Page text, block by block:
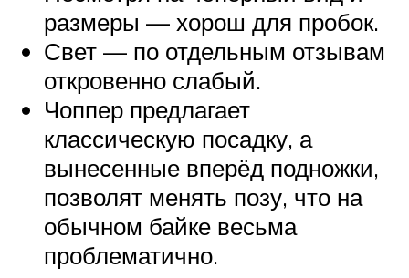
размеры — хорош для пробок.
Свет — по отдельным отзывам
откровенно слабый.
Чоппер предлагает
классическую посадку, а
вынесенные вперёд подножки,
позволят менять позу, что на
обычном байке весьма
проблематично.